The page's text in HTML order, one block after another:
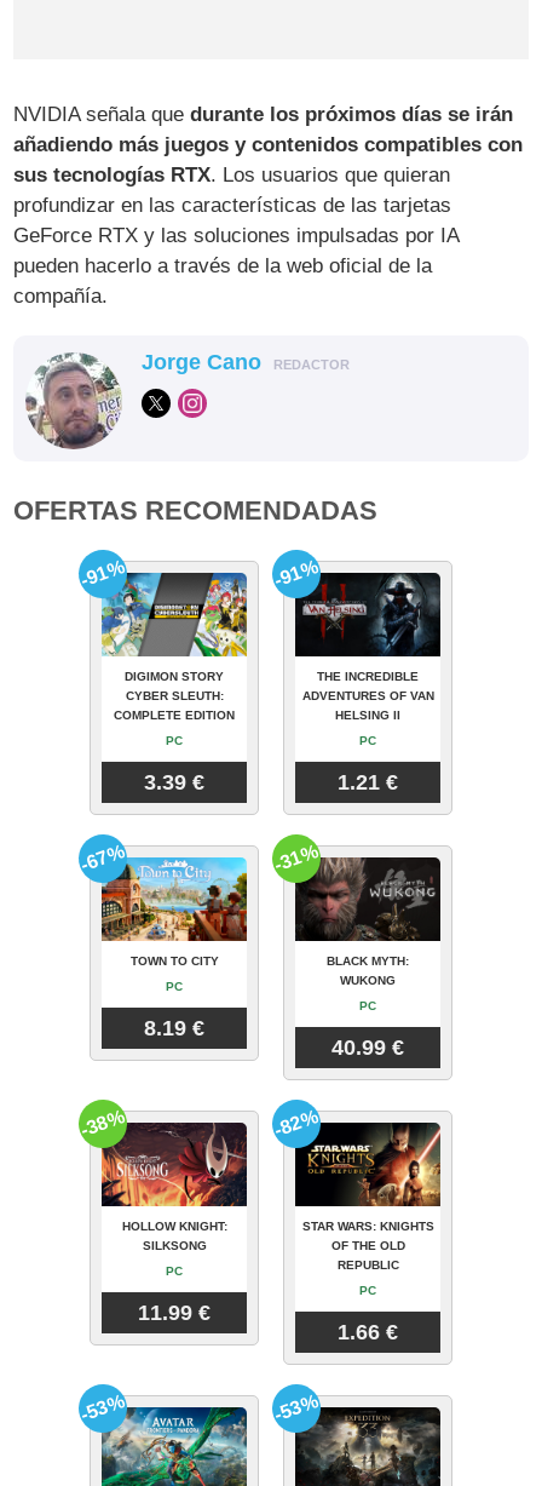
NVIDIA señala quedurante los próximos días se irán
añadiendo más juegos y contenidos compatibles con
sus tecnologías RTX. Los usuarios que quieran
profundizar en las características de las tarjetas
GeForce RTX y las soluciones impulsadas por IA
pueden hacerlo a través de la web oficial de la
compañía.
Jorge Cano REDACTOR
OFERTAS RECOMENDADAS
DIGIMON STORY
CYBER SLEUTH:
COMPLETE EDITION
PC
3.39 €
-91%
THE INCREDIBLE
ADVENTURES OF VAN
HELSING II
PC
1.21 €
-91%
TOWN TO CITY
PC
8.19 €
-67%
BLACK MYTH:
WUKONG
PC
40.99 €
-31%
HOLLOW KNIGHT:
SILKSONG
PC
11.99 €
-38%
STAR WARS: KNIGHTS
OF THE OLD
REPUBLIC
PC
1.66 €
-82%
-53% -53%